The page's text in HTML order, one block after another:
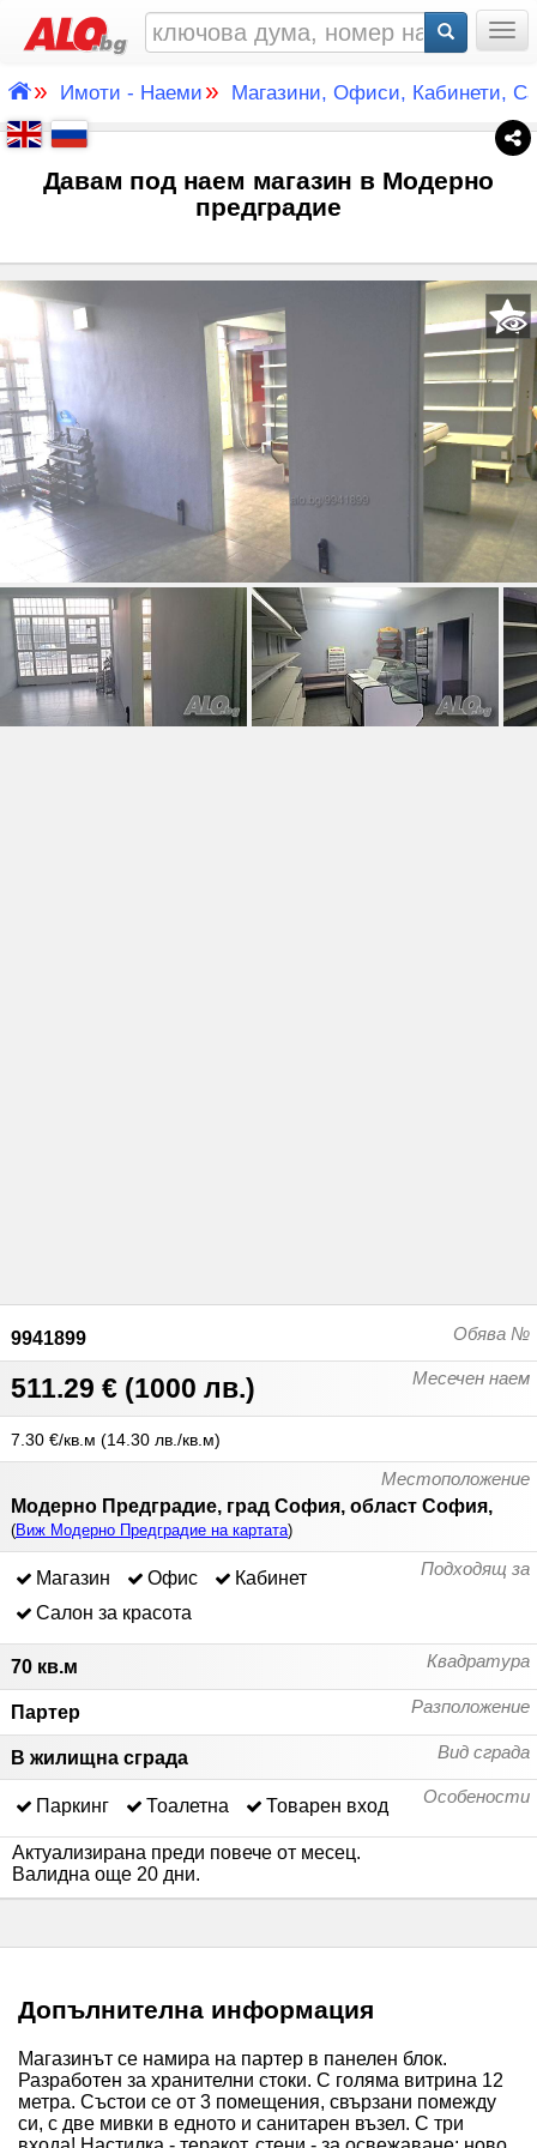
» Имоти - Наеми » Магазини, Офиси, Кабинети,
Давам под наем магазин в Модерно
предградие
Обява №
9941899
Месечен наем
511.29 € (1000 лв.)
7.30 €/кв.м (14.30 лв./кв.м)
Местоположение
Модерно Предградие, град София, област София,
(Виж Модерно Предградие на картата)
Подходящ за
Магазин Офис
Кабинет
Салон за красота
Квадратура
70 кв.м
Разположение
Партер
Вид сграда
В жилищна сграда
Особености
Паркинг Тоалетна Товарен вход
Актуализирана преди повече от месец.
Валидна още 20 дни.
Допълнителна информация
Магазинът се намира на партер в панелен блок.
Разработен за хранителни стоки. С голяма витрина 12
метра. Състои се от 3 помещения, свързани помежду
си, с две мивки в едното и санитарен възел. С три